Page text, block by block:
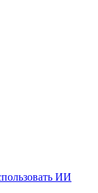
ИИ